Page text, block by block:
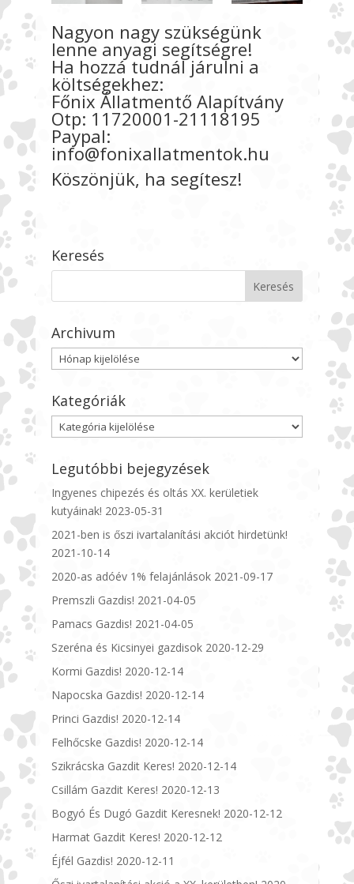
Nagyon nagy szükségünk
lenne anyagi segítségre!
Ha hozzá tudnál járulni a
költségekhez:
Főnix Állatmentő Alapítvány
Otp: 11720001-21118195
Paypal:
info@fonixallatmentok.hu
Köszönjük, ha segítesz!
Keresés
Archivum
Archivum
Kategóriák
Kategóriák
Legutóbbi bejegyzések
Ingyenes chipezés és oltás XX. kerületiek
kutyáinak! 2023-05-31
2021-ben is őszi ivartalanítási akciót hirdetünk!
2021-10-14
2020-as adóév 1% felajánlások 2021-09-17
Premszli Gazdis! 2021-04-05
Pamacs Gazdis! 2021-04-05
Szeréna és Kicsinyei gazdisok 2020-12-29
Kormi Gazdis! 2020-12-14
Napocska Gazdis! 2020-12-14
Princi Gazdis! 2020-12-14
Felhőcske Gazdis! 2020-12-14
Szikrácska Gazdit Keres! 2020-12-14
Csillám Gazdit Keres! 2020-12-13
Bogyó És Dugó Gazdit Keresnek! 2020-12-12
Harmat Gazdit Keres! 2020-12-12
Éjfél Gazdis! 2020-12-11